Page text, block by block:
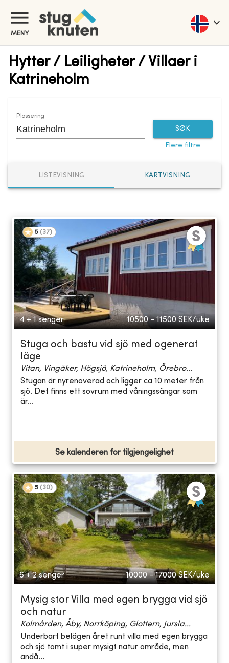
MENY
Hytter / Leiligheter / Villaer i
Katrineholm
Plassering
SØK
Flere filtre
LISTEVISNING KARTVISNING
5 (37)
4 + 1 senger 10500 - 11500 SEK/uke
Stuga och bastu vid sjö med ogenerat
läge
Vitan, Vingåker, Högsjö, Katrineholm, Örebro...
Stugan är nyrenoverad och ligger ca 10 meter från
sjö. Det finns ett sovrum med våningssängar som
är...
Se kalenderen for tilgjengelighet
5 (30)
6 + 2 senger 10000 - 17000 SEK/uke
Mysig stor Villa med egen brygga vid sjö
och natur
Kolmården, Åby, Norrköping, Glottern, Jursla...
Underbart belägen året runt villa med egen brygga
och sjö tomt i super mysigt natur område, men
ändå...